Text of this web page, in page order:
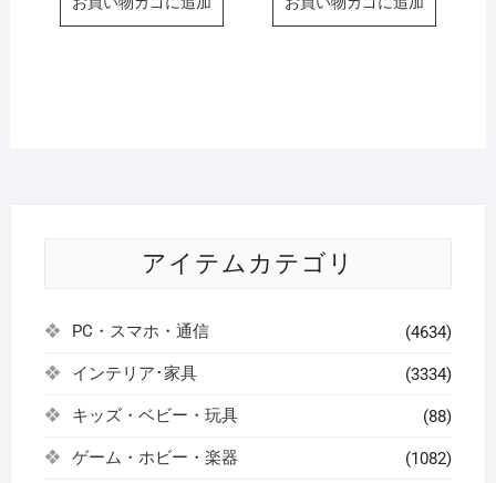
アイテムカテゴリ
PC・スマホ・通信 (4634)
インテリア･家具 (3334)
キッズ・ベビー・玩具 (88)
ゲーム・ホビー・楽器 (1082)